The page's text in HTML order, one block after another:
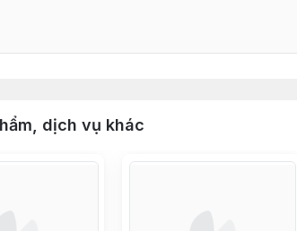
dịch vụ khác